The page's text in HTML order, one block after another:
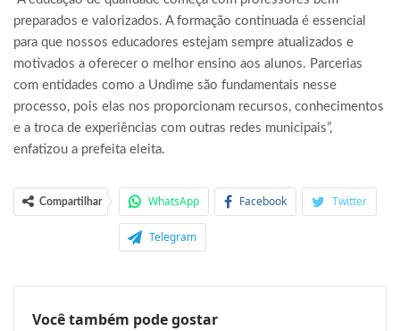
preparados e valorizados. A formação continuada é essencial
para que nossos educadores estejam sempre atualizados e
motivados a oferecer o melhor ensino aos alunos. Parcerias
com entidades como a Undime são fundamentais nesse
processo, pois elas nos proporcionam recursos, conhecimentos
e a troca de experiências com outras redes municipais”,
enfatizou a prefeita eleita.
Compartilhar WhatsApp Facebook Twitter
Telegram
Você também pode gostar